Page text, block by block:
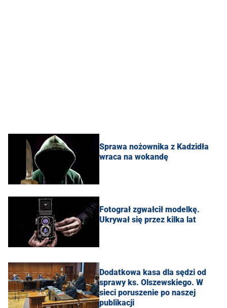
Sprawa nożownika z Kadzidła
wraca na wokandę
Fotograł zgwałcił modelkę.
Ukrywał się przez kilka lat
Dodatkowa kasa dla sędzi od
sprawy ks. Olszewskiego. W
sieci poruszenie po naszej
publikacji